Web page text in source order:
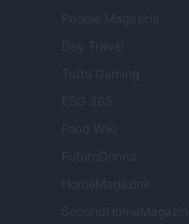
People Magazine
Day Travel
Tutto Gaming
ESG 365
Food Wiki
FuturoDonna
HomeMagazine
SecondHomeMagazine